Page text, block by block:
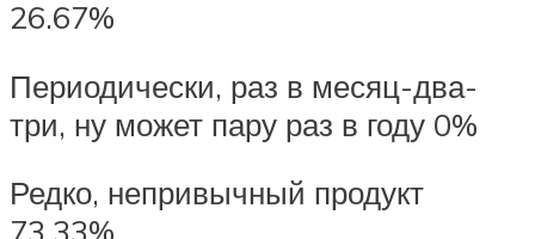
26.67%
Периодически, раз в месяц-два-
три, ну может пару раз в году 0%
Редко, непривычный продукт
73.33%